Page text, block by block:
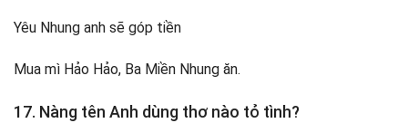
Yêu Nhung anh sẽ góp tiền
Mua mì Hảo Hảo, Ba Miền Nhung ăn.
17. Nàng tên Anh dùng thơ nào tỏ tình?